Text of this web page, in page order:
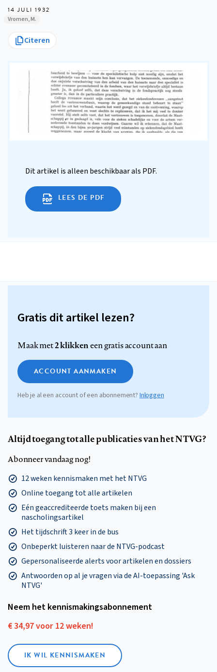
14 JULI 1932
Vromen, M.
Citeren
Dit artikel is alleen beschikbaar als PDF.
LEES DE PDF
Gratis dit artikel lezen?
Maak met2 klikkeneen gratis account aan
ACCOUNT AANMAKEN
Heb je al een account of een abonnement? Inloggen
Altijd toegang tot alle publicaties van het NTVG?
Abonneer vandaag nog!
12 weken kennismaken met het NTVG
Online toegang tot alle artikelen
Eén geaccrediteerde toets maken bij een
nascholingsartikel
Het tijdschrift 3 keer in de bus
Onbeperkt luisteren naar de NTVG-podcast
Gepersonaliseerde alerts voor artikelen en dossiers
Antwoorden op al je vragen via de AI-toepassing 'Ask
NTVG'
Neem het kennismakings­abonnement
€ 34,97 voor 12 weken!
IK WIL KENNISMAKEN